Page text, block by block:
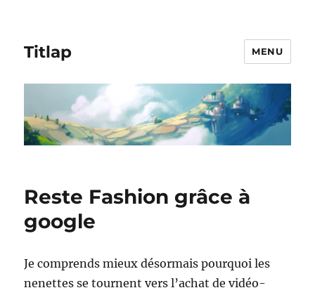
Titlap MENU
Reste Fashion grâce à
google
Je comprends mieux désormais pourquoi les
nenettes se tournent vers l’achat de vidéo-